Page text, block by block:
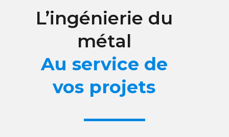
L’ingénierie du
métal
Au service de
vos projets